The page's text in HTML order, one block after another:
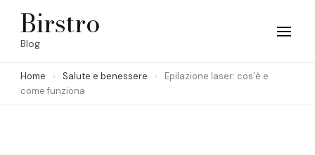
Skip
(Press
Birstro
Blog
Home Salute e benessere
Epilazione laser: cos’è e
come funziona